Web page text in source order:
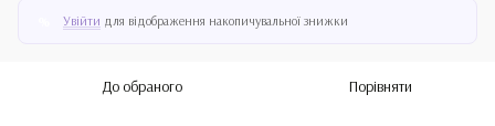
Увійти для відображення накопичувальної знижки
До обраного Порівняти